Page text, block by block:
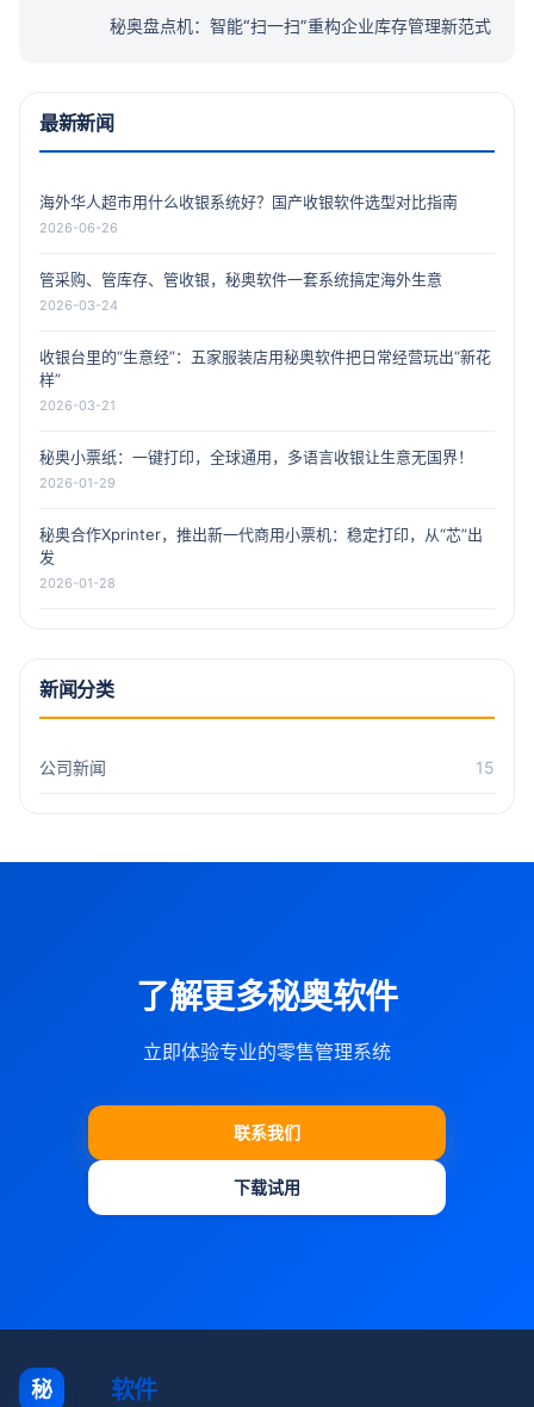
秘奥盘点机：智能“扫一扫”重构企业库存管理新范式
最新新闻
海外华人超市用什么收银系统好？国产收银软件选型对比指南
2026-06-26
管采购、管库存、管收银，秘奥软件一套系统搞定海外生意
2026-03-24
收银台里的“生意经”：五家服装店用秘奥软件把日常经营玩出“新花
样”
2026-03-21
秘奥小票纸：一键打印，全球通用，多语言收银让生意无国界！
2026-01-29
秘奥合作Xprinter，推出新一代商用小票机：稳定打印，从“芯”出
发
2026-01-28
新闻分类
公司新闻 15
了解更多秘奥软件
立即体验专业的零售管理系统
联系我们
下载试用
秘 软件